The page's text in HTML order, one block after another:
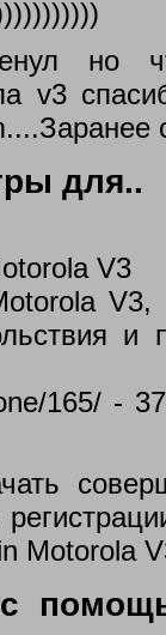
но
v3
для..
V3
V3,
и
165/ -
Motorola